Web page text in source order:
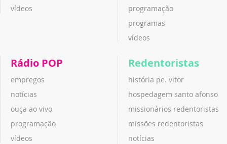
vídeos
programação
programas
vídeos
Rádio POP
empregos
notícias
ouça ao vivo
programação
vídeos
Redentoristas
história pe. vitor
hospedagem santo afonso
missionários redentoristas
missões redentoristas
notícias